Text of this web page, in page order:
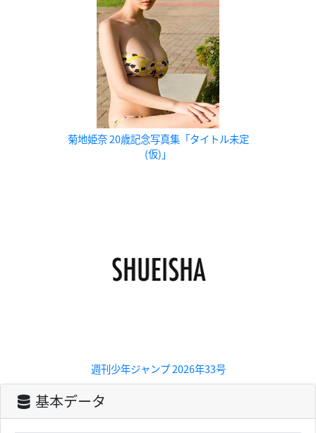
菊地姫奈 20歳記念写真集「タイトル未定
(仮)」
週刊少年ジャンプ 2026年33号
基本データ